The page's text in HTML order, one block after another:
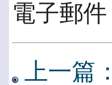
電子郵件
上一篇